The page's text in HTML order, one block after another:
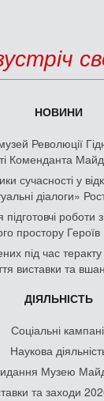
НОВИНИ
Революції
Коменданта
сучасності у
діалоги»
підготовчі роботи
простору
під час
виставки та
ДІЯЛЬНІСТЬ
Соціальні
Наукова
Музею
та заходи